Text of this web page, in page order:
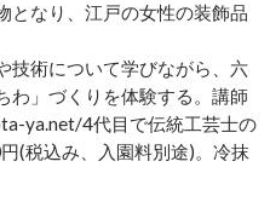
となり、江戸の女性の装飾品
術について学びながら、六
わ」づくりを体験する。講師
ya.net/4代目で伝統工芸士の
(税込み、入園料別途)。冷抹